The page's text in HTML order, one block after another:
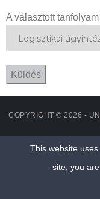
A választott tanfolyam
COPYRIGHT © 2026 -
This website
site, you